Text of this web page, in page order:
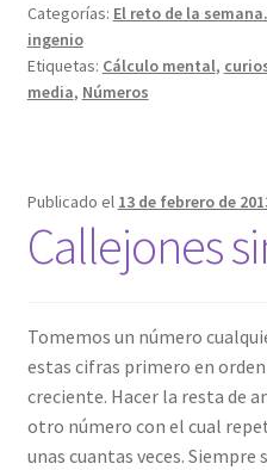
Categorías: El reto de la semana.
ingenio
Etiquetas: Cálculo mental,
media, Números
Publicado el 13 de febrero de
Callejones
Tomemos un número
estas cifras primero en
creciente. Hacer la resta de
otro número con el cual
unas cuantas veces. Siempre